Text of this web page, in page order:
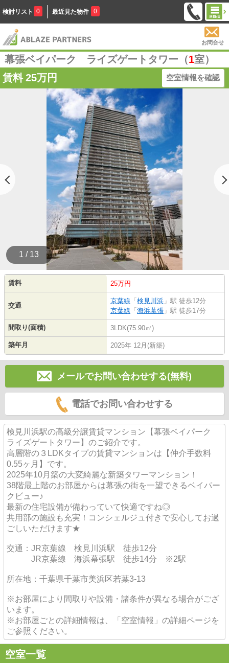
検討リスト 0 最近見た物件 0
お問合せ
幕張ベイパーク ライズゲートタワー（1室）
賃料 25万円 空室情報を確認
1 / 13
賃料 25万円
交通
京葉線 「 検見川浜 」駅 徒歩12分
京葉線 「 海浜幕張 」駅 徒歩17分
間取り(面積) 3LDK(75.90㎡)
築年月 2025年 12月(新築)
メールでお問い合わせする(無料)
電話でお問い合わせする
検見川浜駅の高級分譲賃貸マンション【幕張ベイパーク
ライズゲートタワー】のご紹介です。
高層階の３LDKタイプの賃貸マンションは【仲介手数料
0.55ヶ月】です。
2025年10月築の大変綺麗な新築タワーマンション！
38階最上階のお部屋からは幕張の街を一望できるベイパー
クビュー♪
最新の住宅設備が備わっていて快適ですね◎
共用部の施設も充実！コンシェルジュ付きで安心してお過
ごしいただけます★
交通：JR京葉線 検見川浜駅 徒歩12分
JR京葉線 海浜幕張駅 徒歩14分 ※2駅
所在地：千葉県千葉市美浜区若葉3-13
※お部屋により間取りや設備・諸条件が異なる場合がござ
います。
※お部屋ごとの詳細情報は、「空室情報」の詳細ページを
ご参照ください。
空室一覧